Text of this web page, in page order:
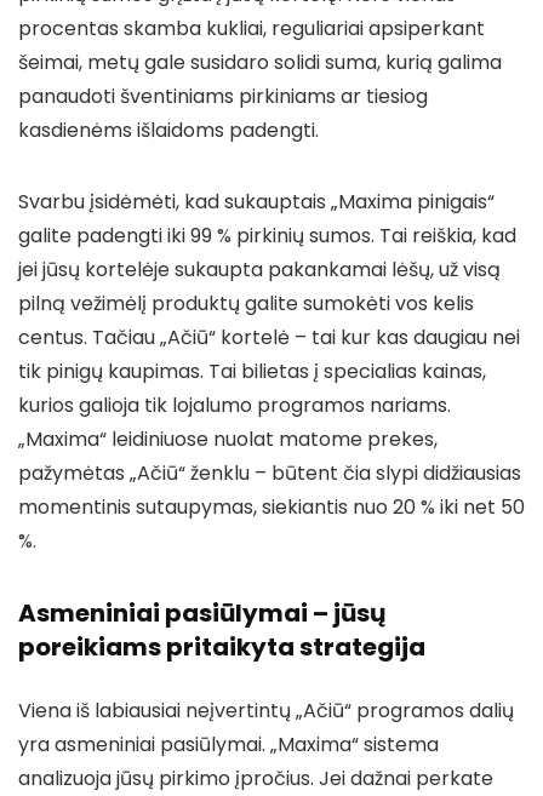
procentas skamba kukliai, reguliariai apsiperkant
šeimai, metų gale susidaro solidi suma, kurią galima
panaudoti šventiniams pirkiniams ar tiesiog
kasdienėms išlaidoms padengti.
Svarbu įsidėmėti, kad sukauptais „Maxima pinigais“
galite padengti iki 99 % pirkinių sumos. Tai reiškia, kad
jei jūsų kortelėje sukaupta pakankamai lėšų, už visą
pilną vežimėlį produktų galite sumokėti vos kelis
centus. Tačiau „Ačiū“ kortelė – tai kur kas daugiau nei
tik pinigų kaupimas. Tai bilietas į specialias kainas,
kurios galioja tik lojalumo programos nariams.
„Maxima“ leidiniuose nuolat matome prekes,
pažymėtas „Ačiū“ ženklu – būtent čia slypi didžiausias
momentinis sutaupymas, siekiantis nuo 20 % iki net 50
%.
Asmeniniai pasiūlymai – jūsų
poreikiams pritaikyta strategija
Viena iš labiausiai neįvertintų „Ačiū“ programos dalių
yra asmeniniai pasiūlymai. „Maxima“ sistema
analizuoja jūsų pirkimo įpročius. Jei dažnai perkate